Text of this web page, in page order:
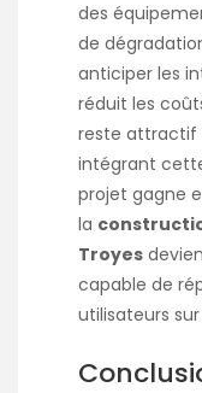
des
de
anticiper les
réduit les
reste attractif
intégrant
projet gagne
la
Troyes
capable de
utilisateurs